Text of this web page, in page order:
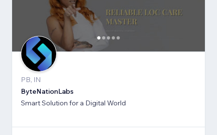
PB, IN
ByteNationLabs
Smart Solution for a Digital World